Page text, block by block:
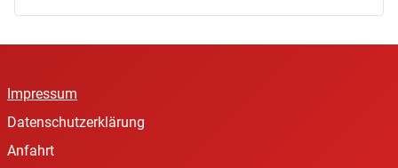
Impressum
Datenschutzerklärung
Anfahrt